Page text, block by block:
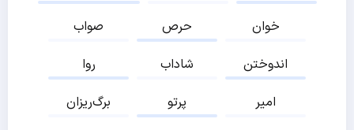
صواب
حرص
خوان
روا
شاداب
اندوختن
برگ‌ریزان
پرتو
امیر